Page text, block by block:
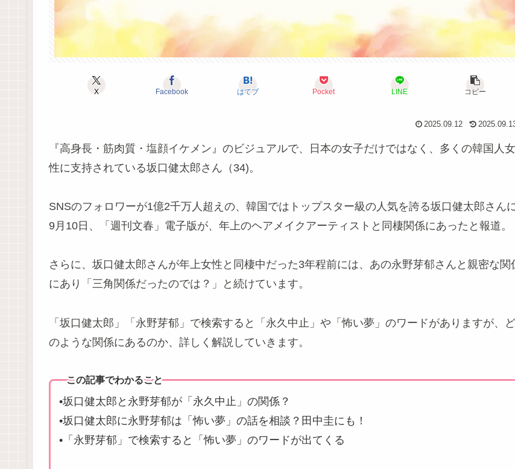
X Facebook はてブ Pocket LINE コピー
2025.09.12
『高身長・筋肉質・塩顔イケメン』のビジュアルで、日本の女子だけではなく、多くの韓国人女
性に支持されている坂口健太郎さん（34)。
SNSのフォロワーが1億2千万人超えの、韓国ではトップスター級の人気を誇る坂口健太郎さん
9月10日、「週刊文春」電子版が、年上のヘアメイクアーティストと同棲関係にあったと報道。
さらに、坂口健太郎さんが年上女性と同棲中だった3年程前には、あの永野芽郁さんと親密な関
にあり「三角関係だったのでは？」と続けています。
「坂口健太郎」「永野芽郁」で検索すると「永久中止」や「怖い夢」のワードがありますが、ど
のような関係にあるのか、詳しく解説していきます。
この記事でわかること
•坂口健太郎と永野芽郁が「永久中止」の関係？
•坂口健太郎に永野芽郁は「怖い夢」の話を相談？田中圭にも！
•「永野芽郁」で検索すると「怖い夢」のワードが出てくる